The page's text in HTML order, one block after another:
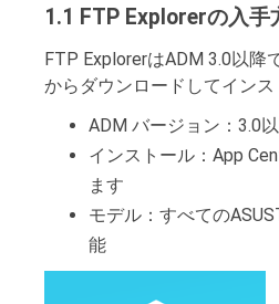
1.1 FTP Explorerの入手
FTP ExplorerはADM 3.0以降
からダウンロードしてインス
ADM バージョン：3.0
インストール：App
ます
モデル：すべての
能